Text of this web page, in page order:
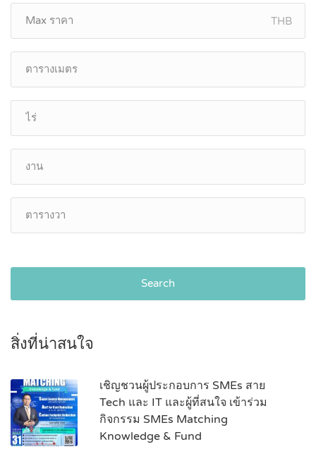
THB
Search
สิ่งที่น่าสนใจ
เชิญชวนผู้ประกอบการ SMEs สาย
Tech และ IT และผู้ที่สนใจ เข้าร่วม
กิจกรรม SMEs Matching
Knowledge & Fund